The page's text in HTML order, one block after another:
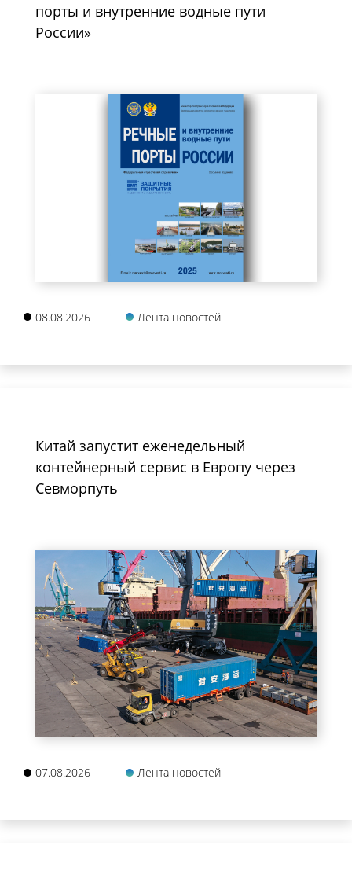
порты и внутренние водные пути
России»
08.08.2026 Лента новостей
Китай запустит еженедельный
контейнерный сервис в Европу через
Севморпуть
07.08.2026 Лента новостей